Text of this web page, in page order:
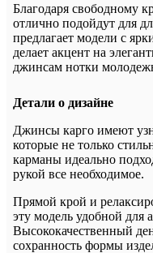
Благодаря свободному
отлично подойдут для
предлагает модели с
делает акцент на
джинсам нотки
Детали о дизайне
Джинсы карго имеют
которые не только
карманы идеально
рукой все необходимое.
Прямой крой и
эту модель удобной для
Высококачественный
сохранность формы